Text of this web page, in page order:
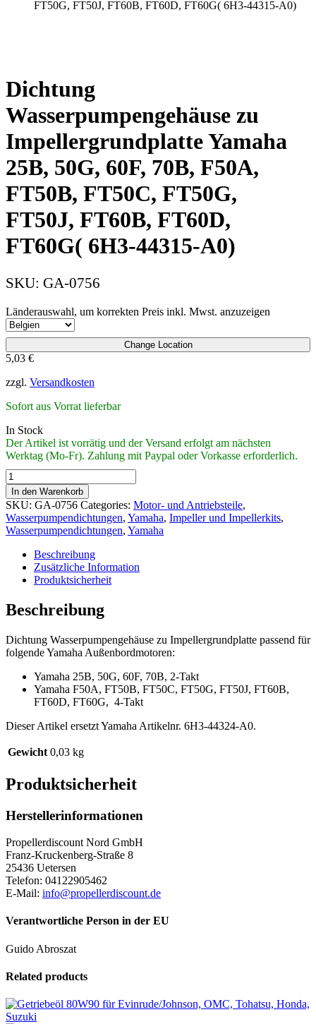
FT50G, FT50J, FT60B, FT60D, FT60G( 6H3-44315-A0)
Dichtung
Wasserpumpengehäuse zu
Impellergrundplatte Yamaha
25B, 50G, 60F, 70B, F50A,
FT50B, FT50C, FT50G,
FT50J, FT60B, FT60D,
FT60G( 6H3-44315-A0)
SKU: GA-0756
Länderauswahl, um korrekten Preis inkl. Mwst. anzuzeigen
Change Location
5,03 €
zzgl. Versandkosten
Sofort aus Vorrat lieferbar
In Stock
Der Artikel ist vorrätig und der Versand erfolgt am nächsten
Werktag (Mo-Fr). Zahlung mit Paypal oder Vorkasse erforderlich.
Dichtung
Wasserpumpengehäuse
zu
Impellergrundplatte
Yamaha
25B,
50G,
60F,
70B,
FT50B,
FT50C,
FT50J,
FT60B,
FT60G(
6H3-
44315-
quantity
In den Warenkorb
SKU: GA-0756 Categories: Motor- und Antriebsteile,
Wasserpumpendichtungen, Yamaha, Impeller und Impellerkits,
Wasserpumpendichtungen, Yamaha
Beschreibung
Zusätzliche Information
Produktsicherheit
Beschreibung
Dichtung Wasserpumpengehäuse zu Impellergrundplatte passend für
folgende Yamaha Außenbordmotoren:
Yamaha 25B, 50G, 60F, 70B, 2-Takt
Yamaha F50A, FT50B, FT50C, FT50G, FT50J, FT60B,
FT60D, FT60G, 4-Takt
Dieser Artikel ersetzt Yamaha Artikelnr. 6H3-44324-A0.
Gewicht 0,03 kg
Produktsicherheit
Herstellerinformationen
Propellerdiscount Nord GmbH
Franz-Kruckenberg-Straße 8
25436 Uetersen
Telefon: 04122905462
E-Mail: info@propellerdiscount.de
Verantwortliche Person in der EU
Guido Abroszat
Related products